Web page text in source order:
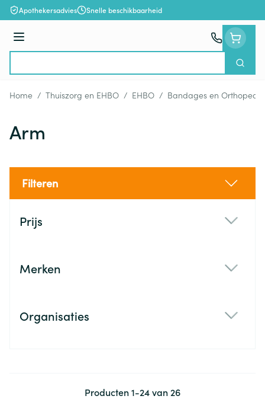
Ga naar de inhoud
Apothekersadvies Snelle beschikbaarheid
Menu
Zoek
Home / Thuiszorg en EHBO / EHBO / Bandages en
Arm
Filteren
Prijs
Merken
Organisaties
Producten1-24van 26